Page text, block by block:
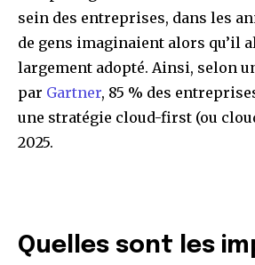
sein des entreprises, dans les
de gens imaginaient alors qu’il
largement adopté. Ainsi, selon
par Gartner, 85 % des
une stratégie cloud-first (ou
2025.
Quelles sont les